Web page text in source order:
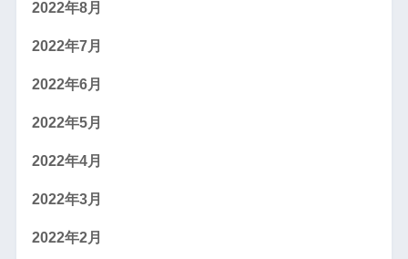
2022年8月
2022年7月
2022年6月
2022年5月
2022年4月
2022年3月
2022年2月